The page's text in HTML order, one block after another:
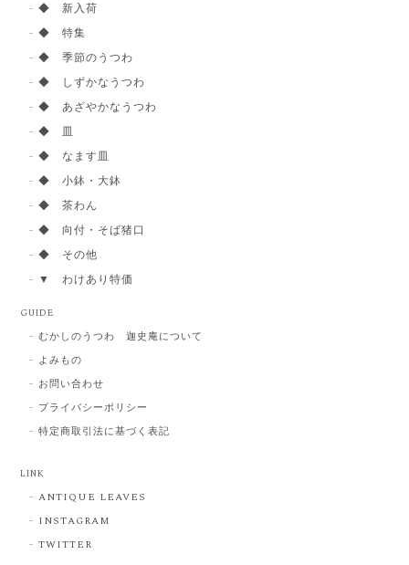
◆ 新入荷
◆ 特集
◆ 季節のうつわ
◆ しずかなうつわ
◆ あざやかなうつわ
◆ 皿
◆ なます皿
◆ 小鉢・大鉢
◆ 茶わん
◆ 向付・そば猪口
◆ その他
▼ わけあり特価
GUIDE
むかしのうつわ 迦史庵について
よみもの
お問い合わせ
プライバシーポリシー
特定商取引法に基づく表記
LINK
ANTIQUE LEAVES
INSTAGRAM
TWITTER